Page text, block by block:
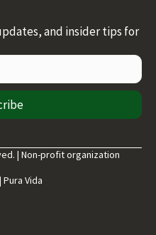
and insider tips for
| Non-profit organization
Vida